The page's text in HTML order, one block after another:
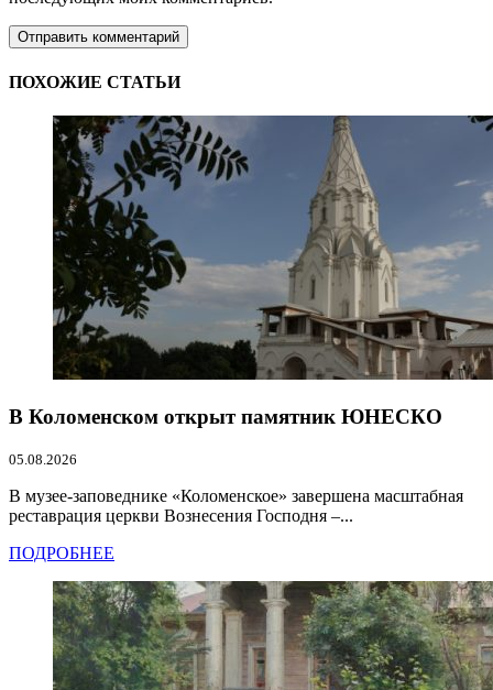
ПОХОЖИЕ СТАТЬИ
В Коломенском открыт памятник ЮНЕСКО
05.08.2026
В музее-заповеднике «Коломенское» завершена масштабная
реставрация церкви Вознесения Господня –...
ПОДРОБНЕЕ